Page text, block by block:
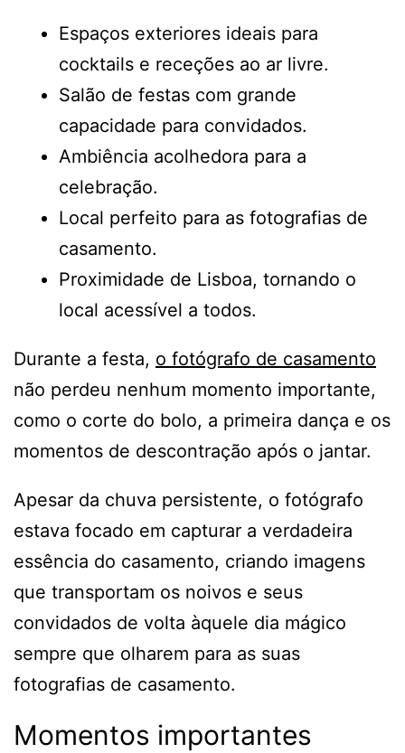
Espaços exteriores ideais para
cocktails e receções ao ar livre.
Salão de festas com grande
capacidade para convidados.
Ambiência acolhedora para a
celebração.
Local perfeito para as fotografias de
casamento.
Proximidade de Lisboa, tornando o
local acessível a todos.
Durante a festa, o fotógrafo de casamento
não perdeu nenhum momento importante,
como o corte do bolo, a primeira dança e os
momentos de descontração após o jantar.
Apesar da chuva persistente, o fotógrafo
estava focado em capturar a verdadeira
essência do casamento, criando imagens
que transportam os noivos e seus
convidados de volta àquele dia mágico
sempre que olharem para as suas
fotografias de casamento.
Momentos importantes